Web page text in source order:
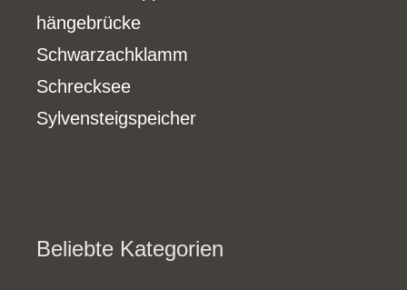
hängebrücke
Schwarzachklamm
Schrecksee
Sylvensteigspeicher
Beliebte Kategorien